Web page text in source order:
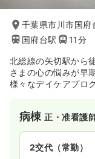
2交代（常勤）
給与 30.4万円〜
※経験3年の例
4週8休以上
ブ
月給31万円以上
千葉県市川市国
国府台駅
11分
北総線の矢切駅から
さまの心の悩みが早
様々なデイケアプロ
病棟正・准看護
2交代（常勤）